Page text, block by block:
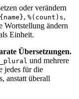
oder verändern
{name}, %(count)s,
Wortstellung ändern
Einheit.
Übersetzungen.
und mehrere
jedes für die
anstatt überall